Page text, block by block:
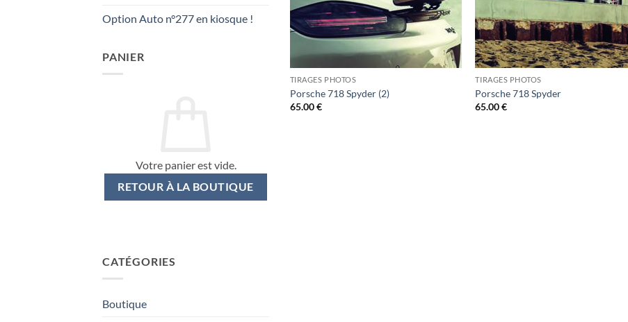
Option Auto n°277 en kiosque !
PANIER
Votre panier est vide.
RETOUR À LA BOUTIQUE
CATÉGORIES
Boutique
TIRAGES PHOTOS
Porsche 718 Spyder (2)
65.00€
TIRAGES PHOTOS
Porsche 718 Spyder
65.00€